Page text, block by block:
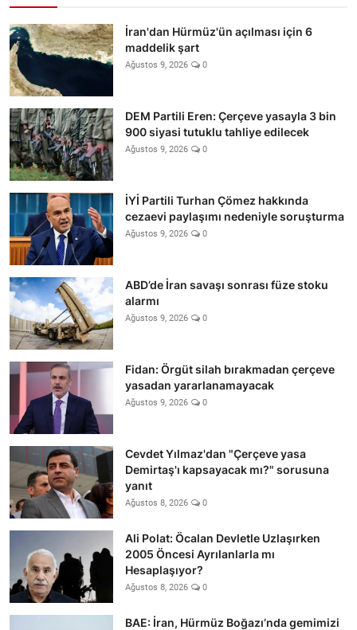
İran'dan Hürmüz'ün açılması için 6
maddelik şart
Ağustos 9, 2026 0
DEM Partili Eren: Çerçeve yasayla 3 bin
900 siyasi tutuklu tahliye edilecek
Ağustos 9, 2026 0
İYİ Partili Turhan Çömez hakkında
cezaevi paylaşımı nedeniyle soruşturma
Ağustos 9, 2026 0
ABD’de İran savaşı sonrası füze stoku
alarmı
Ağustos 9, 2026 0
Fidan: Örgüt silah bırakmadan çerçeve
yasadan yararlanamayacak
Ağustos 9, 2026 0
Cevdet Yılmaz'dan "Çerçeve yasa
Demirtaş'ı kapsayacak mı?" sorusuna
yanıt
Ağustos 8, 2026 0
Ali Polat: Öcalan Devletle Uzlaşırken
2005 Öncesi Ayrılanlarla mı
Hesaplaşıyor?
Ağustos 8, 2026 0
BAE: İran, Hürmüz Boğazı’nda gemimizi